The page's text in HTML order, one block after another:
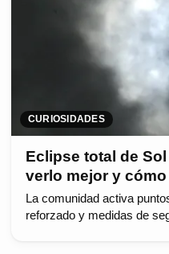
CURIOSIDADES
Eclipse total de
verlo mejor y
La comunidad activa
reforzado y medidas de